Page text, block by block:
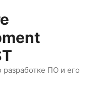
разработке ПО и его